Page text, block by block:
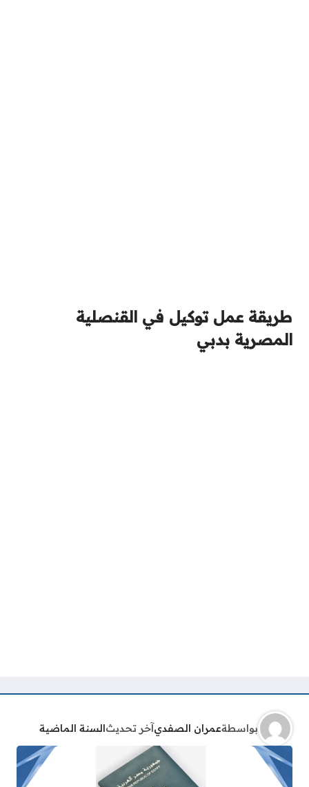
طريقة عمل توكيل في القنصلية
المصرية بدبي
بواسطةعمران الصفديآخر تحديثالسنة الماضية